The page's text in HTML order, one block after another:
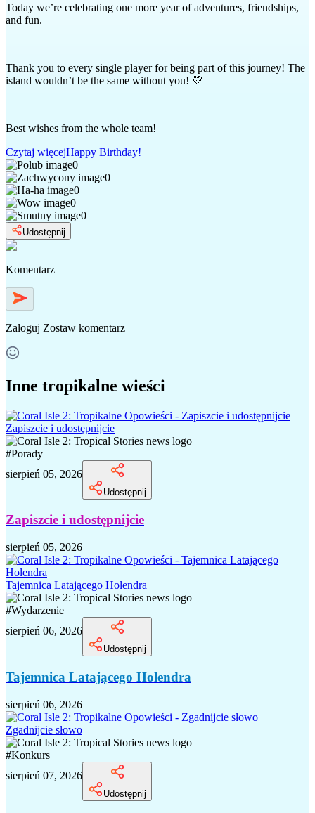
Today we’re celebrating one more year of adventures, friendships,
and fun.
Thank you to every single player for being part of this journey! The
island wouldn’t be the same without you! 💛
Best wishes from the whole team!
Czytaj więcejHappy Birthday!
0
0
0
0
0
Udostępnij
Komentarz
Zaloguj Zostaw komentarz
Inne tropikalne wieści
Zapiszcie i udostępnijcie
#Porady
sierpień 05, 2026
Udostępnij
Zapiszcie i udostępnijcie
sierpień 05, 2026
Tajemnica Latającego Holendra
#Wydarzenie
sierpień 06, 2026
Udostępnij
Tajemnica Latającego Holendra
sierpień 06, 2026
Zgadnijcie słowo
#Konkurs
sierpień 07, 2026
Udostępnij